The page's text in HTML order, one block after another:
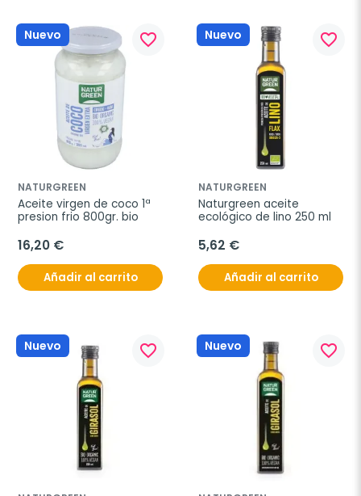
Nuevo favorite_border
NATURGREEN
Aceite virgen de coco 1ª
presion frio 800gr. bio
16,20 €
Añadir al carrito
Nuevo favorite_border
NATURGREEN
Naturgreen aceite
ecológico de lino 250 ml
5,62 €
Añadir al carrito
Nuevo favorite_border Nuevo favorite_border